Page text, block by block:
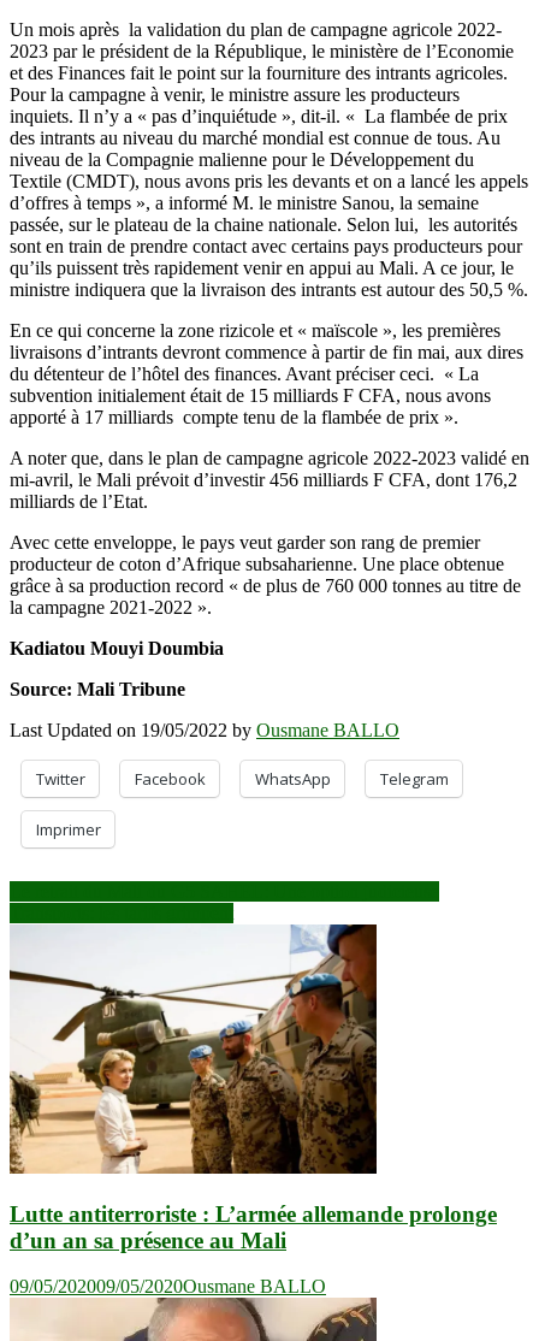
Un mois après la validation du plan de campagne agricole 2022-
2023 par le président de la République, le ministère de l’Economie
et des Finances fait le point sur la fourniture des intrants agricoles.
Pour la campagne à venir, le ministre assure les producteurs
inquiets. Il n’y a « pas d’inquiétude », dit-il. « La flambée de prix
des intrants au niveau du marché mondial est connue de tous. Au
niveau de la Compagnie malienne pour le Développement du
Textile (CMDT), nous avons pris les devants et on a lancé les appels
d’offres à temps », a informé M. le ministre Sanou, la semaine
passée, sur le plateau de la chaine nationale. Selon lui, les autorités
sont en train de prendre contact avec certains pays producteurs pour
qu’ils puissent très rapidement venir en appui au Mali. A ce jour, le
ministre indiquera que la livraison des intrants est autour des 50,5 %.
En ce qui concerne la zone rizicole et « maïscole », les premières
livraisons d’intrants devront commence à partir de fin mai, aux dires
du détenteur de l’hôtel des finances. Avant préciser ceci. « La
subvention initialement était de 15 milliards F CFA, nous avons
apporté à 17 milliards compte tenu de la flambée de prix ».
A noter que, dans le plan de campagne agricole 2022-2023 validé en
mi-avril, le Mali prévoit d’investir 456 milliards F CFA, dont 176,2
milliards de l’Etat.
Avec cette enveloppe, le pays veut garder son rang de premier
producteur de coton d’Afrique subsaharienne. Une place obtenue
grâce à sa production record « de plus de 760 000 tonnes au titre de
la campagne 2021-2022 ».
Kadiatou Mouyi Doumbia
Source: Mali Tribune
Last Updated on 19/05/2022 by Ousmane BALLO
Twitter Facebook WhatsApp Telegram
Imprimer
Navigation
de
Lutte antiterroriste : L’armée allemande prolonge
d’un an sa présence au Mali
09/05/202009/05/2020Ousmane BALLO